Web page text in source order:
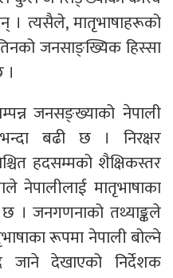
। त्यसैले, मातृभाषाहरूको
जनसाङ्ख्यिक हिस्सा
जनसङ्ख्याको नेपाली
बढी छ । निरक्षर
हदसम्मको शैक्षिकस्तर
नेपालीलाई मातृभाषाका
। जनगणनाको तथ्याङ्कले
रूपमा नेपाली बोल्ने
जाने देखाएको निर्देशक